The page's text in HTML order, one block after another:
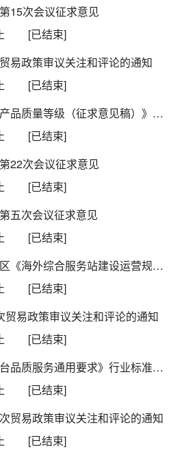
15次会议征求意见
[已结束]
易政策审议关注和评论的通知
[已结束]
公开征求《鲜切花拍卖产品质量等级（征求意见稿）》系列4项行业标准意见
[已结束]
22次会议征求意见
[已结束]
五次会议征求意见
[已结束]
公开征求境外经贸合作区《海外综合服务站建设运营规范（征求意见稿）》等2个行业标准意见
[已结束]
贸易政策审议关注和评论的通知
[已结束]
公开征求《电子商务平台品质服务通用要求》行业标准意见
[已结束]
贸易政策审议关注和评论的通知
[已结束]